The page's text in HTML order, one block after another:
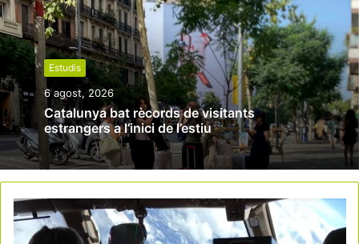
Estudis
6 agost, 2026
Catalunya bat rècords de visitants
estrangers a l’inici de l’estiu